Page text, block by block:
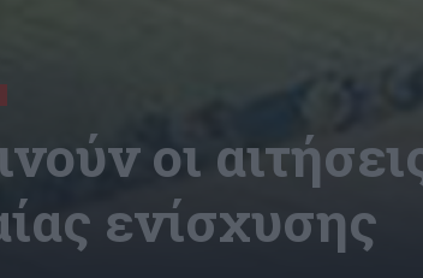
οι
ενίσχυσης